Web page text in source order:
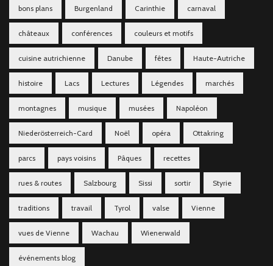
bons plans Burgenland Carinthie carnaval
châteaux conférences couleurs et motifs
cuisine autrichienne Danube fêtes Haute-Autriche
histoire Lacs Lectures Légendes marchés
montagnes musique musées Napoléon
Niederösterreich-Card Noël opéra Ottakring
parcs pays voisins Pâques recettes
rues & routes Salzbourg Sissi sortir Styrie
traditions travail Tyrol valse Vienne
vues de Vienne Wachau Wienerwald
événements blog